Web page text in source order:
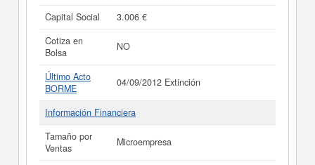
Capital Social
3.006 €
Cotiza en
Bolsa
NO
Último Acto
BORME
04/09/2012 Extinción
Información Financiera
Tamaño por
Ventas
Microempresa